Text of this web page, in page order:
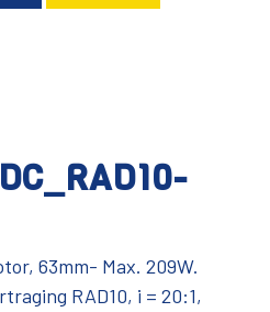
63mm- Max. 209W.
RAD10, i = 20:1,